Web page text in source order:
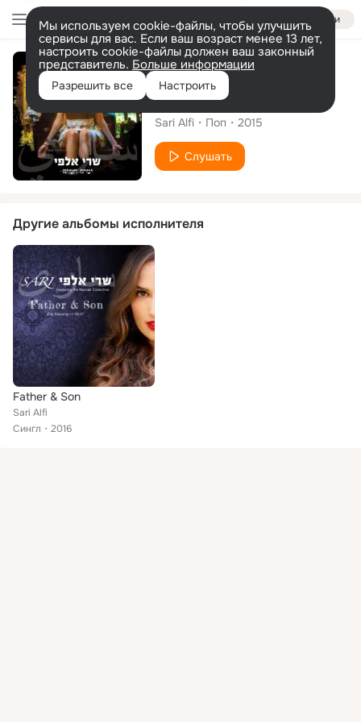
Войти
Мы используем cookie-файлы, чтобы улучшить
сервисы для вас. Если ваш возраст менее 13 лет,
настроить cookie-файлы должен ваш законный
представитель. Больше информации
Разрешить все Настроить
Альбом
Warm Days
Sari Alfi Поп 2015
Слушать
Другие альбомы исполнителя
Father & Son
Sari Alfi
Сингл
2016